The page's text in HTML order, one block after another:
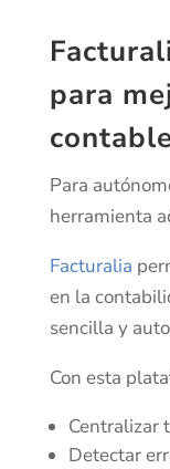
para
Para
herramienta
Facturalia
en la
sencilla y
Con esta
Centralizar
Detectar